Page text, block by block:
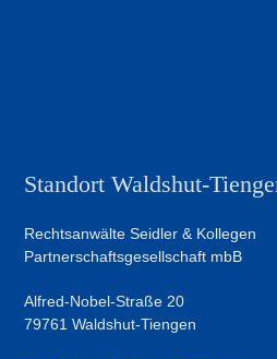
Standort Waldshut-
Rechtsanwälte Seidler & Kollegen
Partnerschaftsgesellschaft mbB
Alfred-Nobel-Straße 20
79761 Waldshut-Tiengen